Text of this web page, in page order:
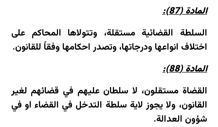
المادة (87):
السلطة القضائية مستقلة، وتتولاها المحاكم على
اختلاف انواعها ودرجاتها، وتصدر احكامها وفقاً للقانون.
المادة (88):
القضاة مستقلون، لا سلطان عليهم في قضائهم لغير
القانون، ولا يجوز لاية سلطة التدخل في القضاء او في
شؤون العدالة.